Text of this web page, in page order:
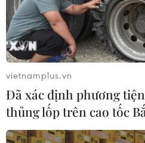
vietnamplus.vn
Đã xác định phương
thủng lốp trên cao tốc